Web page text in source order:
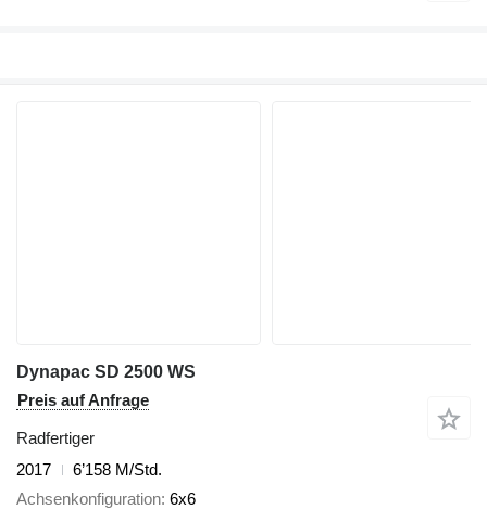
Dynapac SD 2500 WS
Preis auf Anfrage
Radfertiger
2017
6’158 M/Std.
Achsenkonfiguration 6x6